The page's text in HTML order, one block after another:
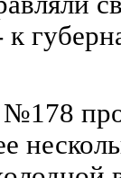
№178